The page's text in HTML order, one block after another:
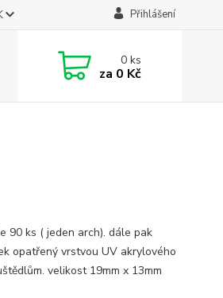
Přihlášení
0ks
za 0 Kč
90 ks ( jeden arch). dále pak
opatřený vrstvou UV akrylového
velikost 19mm x 13mm